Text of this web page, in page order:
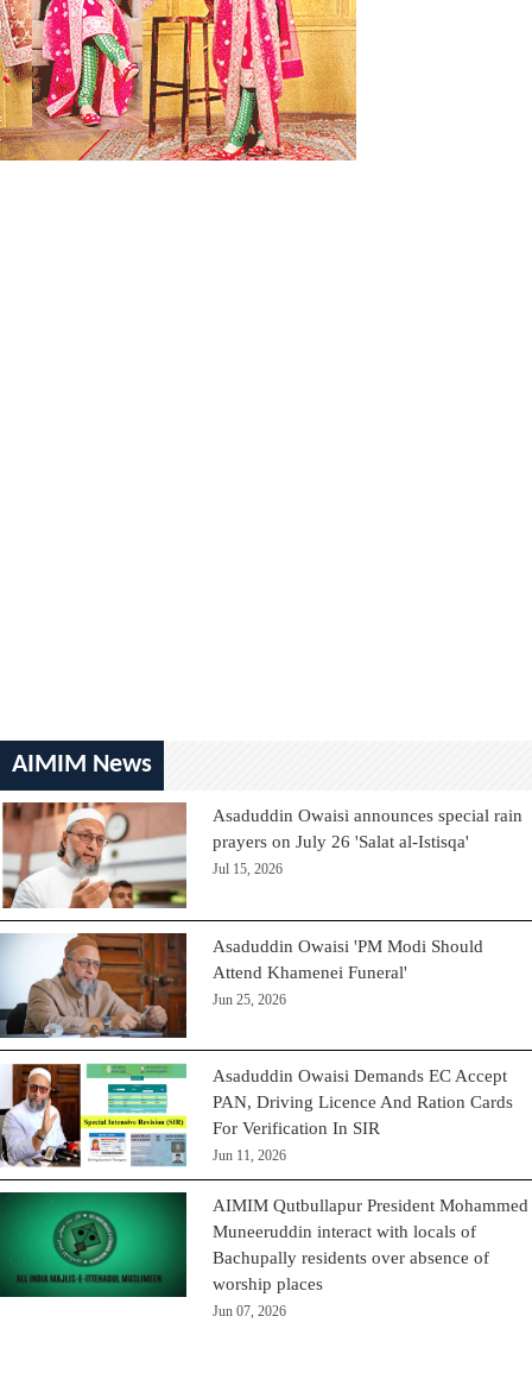
AIMIM News
Asaduddin Owaisi announces special rain
prayers on July 26 'Salat al-Istisqa'
Jul 15, 2026
Asaduddin Owaisi 'PM Modi Should
Attend Khamenei Funeral'
Jun 25, 2026
Asaduddin Owaisi Demands EC Accept
PAN, Driving Licence And Ration Cards
For Verification In SIR
Jun 11, 2026
AIMIM Qutbullapur President Mohammed
Muneeruddin interact with locals of
Bachupally residents over absence of
worship places
Jun 07, 2026